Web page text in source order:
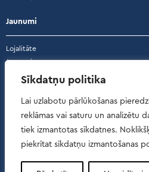
Sīkdatņu politika
Lai uzlabotu pārlūkošanas
reklāmas vai saturu un analizētu
tiek izmantotas sīkdatnes.
piekrītat sīkdatņu izmantošanas
Jaunumi
Lojalitāte
Jaunumi
Akcijas
Atsauksmes
Atsauksmes